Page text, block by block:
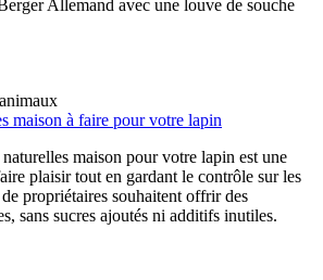
Allemand avec une louve de souche
maison à faire pour votre lapin
maison pour votre lapin est une
plaisir tout en gardant le contrôle sur les
propriétaires souhaitent offrir des
sans sucres ajoutés ni additifs inutiles.